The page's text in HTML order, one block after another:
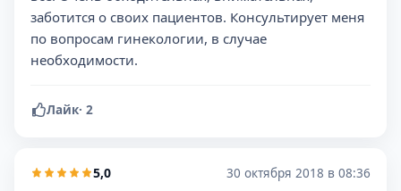
заботится о своих пациентов. Консультирует меня
по вопросам гинекологии, в случае
необходимости.
Лайк· 2
5,0 30 октября 2018 в 08:36